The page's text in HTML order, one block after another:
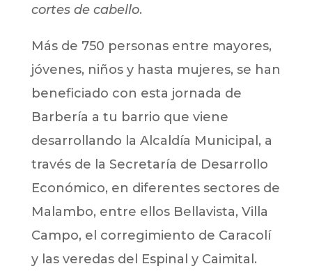
cortes de cabello.
Más de 750 personas entre mayores,
jóvenes, niños y hasta mujeres, se han
beneficiado con esta jornada de
Barbería a tu barrio que viene
desarrollando la Alcaldía Municipal, a
través de la Secretaría de Desarrollo
Económico, en diferentes sectores de
Malambo, entre ellos Bellavista, Villa
Campo, el corregimiento de Caracolí
y las veredas del Espinal y Caimital.